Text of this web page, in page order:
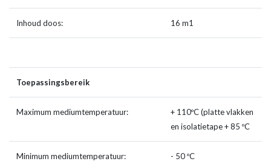
Inhoud doos: 16 m1
Toepassingsbereik
Maximum mediumtemperatuur:
+ 110ºC (platte vlakken
en isolatietape + 85 ºC
Minimum mediumtemperatuur: - 50 ºC